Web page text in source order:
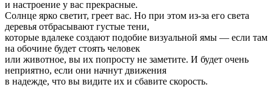
и настроение у вас прекрасные.
Солнце ярко светит, греет вас. Но при этом из-за его света
деревья отбрасывают густые тени,
которые вдалеке создают подобие визуальной ямы — если там
на обочине будет стоять человек
или животное, вы их попросту не заметите. И будет очень
неприятно, если они начнут движения
в надежде, что вы видите их и сбавите скорость.